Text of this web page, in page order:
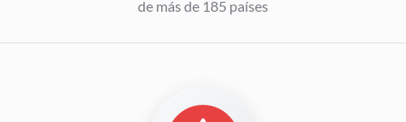
de más de 185 países